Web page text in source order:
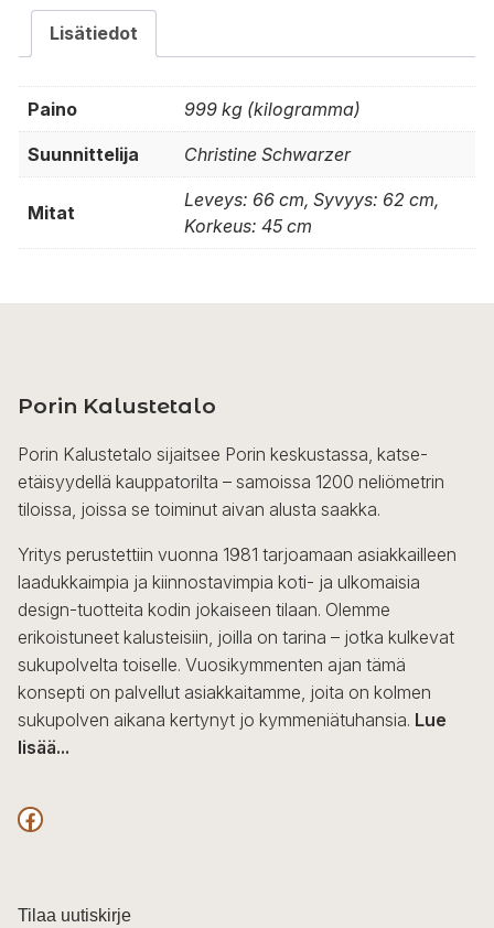
Lisätiedot
Paino 999 kg (kilogramma)
Suunnittelija Christine Schwarzer
Mitat
Leveys: 66 cm, Syvyys: 62 cm,
Korkeus: 45 cm
Porin Kalustetalo
Porin Kalustetalo sijaitsee Porin keskustassa, katse-
etäisyydellä kauppatorilta – samoissa 1200 neliömetrin
tiloissa, joissa se toiminut aivan alusta saakka.
Yritys perustettiin vuonna 1981 tarjoamaan asiakkailleen
laadukkaimpia ja kiinnostavimpia koti- ja ulkomaisia
design-tuotteita kodin jokaiseen tilaan. Olemme
erikoistuneet kalusteisiin, joilla on tarina – jotka kulkevat
sukupolvelta toiselle. Vuosikymmenten ajan tämä
konsepti on palvellut asiakkaitamme, joita on kolmen
sukupolven aikana kertynyt jo kymmeniätuhansia. Lue
lisää...
F
c
Tilaa uutiskirje